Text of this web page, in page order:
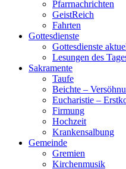
Pfarrnachrichten
GeistReich
Fahrten
Gottesdienste
Gottesdienste
Lesungen des
Sakramente
Taufe
Beichte –
Eucharistie –
Firmung
Hochzeit
Krankensalbung
Gemeinde
Gremien
Kirchenmusik